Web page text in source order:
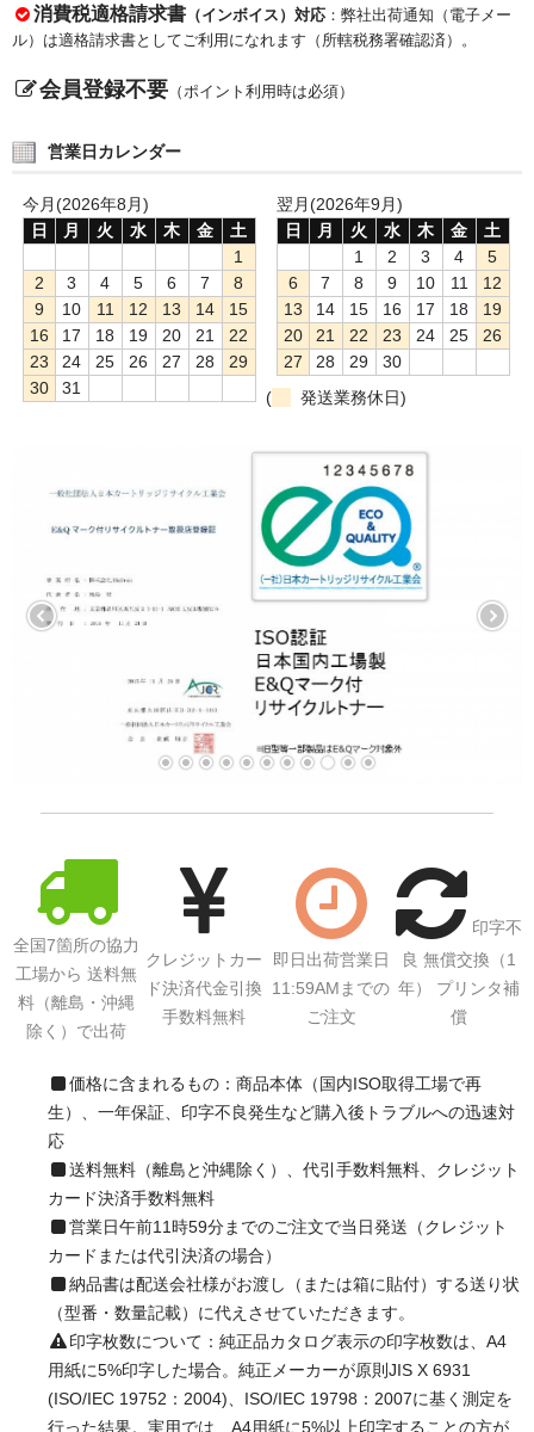
消費税適格請求書 （インボイス）対応 ：弊社出荷通知（電子メー
ル）は適格請求書としてご利用になれます（所轄税務署確認済）。
会員登録不要 （ポイント利用時は必須）
営業日カレンダー
今月(2026年8月)
日
月 火 水 木 金
土
1
2
3 4 5 6 7
8
9
10 11 12 13 14
15
16
17 18 19 20 21
22
23
24 25 26 27 28
29
30
31
翌月(2026年9月)
日
月 火 水 木 金
土
1
2 3 4
5
6
7 8 9 10 11
12
13
14 15 16 17 18
19
20
21 22 23 24 25
26
27
28 29
30
(
発送業務休日)
全国7箇所の協力
工場から 送料無
料（離島・沖縄
除く）で出荷
クレジットカー
ド決済代金引換
手数料無料
即日出荷営業日
11:59AMまでの
ご注文
印字不
良 無償交換（1
年） プリンタ補
償
価格に含まれるもの：商品本体（国内ISO取得工場で再
生）、一年保証、印字不良発生など購入後トラブルへの迅速対
応
送料無料（離島と沖縄除く）、代引手数料無料、クレジット
カード決済手数料無料
営業日午前11時59分までのご注文で当日発送（クレジット
カードまたは代引決済の場合）
納品書は配送会社様がお渡し（または箱に貼付）する送り状
（型番・数量記載）に代えさせていただきます。
印字枚数について：純正品カタログ表示の印字枚数は、A4
用紙に5%印字した場合。純正メーカーが原則JIS X 6931
(ISO/IEC 19752：2004)、ISO/IEC 19798：2007に基く測定を
行った結果。実用では、A4用紙に5%以上印字することの方が